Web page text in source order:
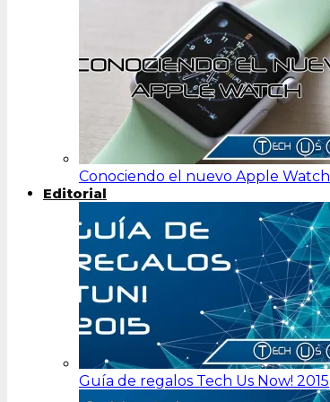
Conociendo el nuevo Apple Watch
Editorial
Guía de regalos Tech Us Now! 2015